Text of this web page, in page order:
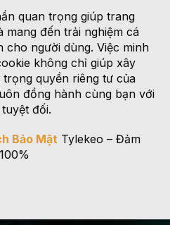
quan trọng giúp trang
đến trải nghiệm cá
cho người dùng. Việc minh
không chỉ giúp xây
quyền riêng tư của
đồng hành cùng bạn với
đối.
Bảo Mật Tylekeo – Đảm